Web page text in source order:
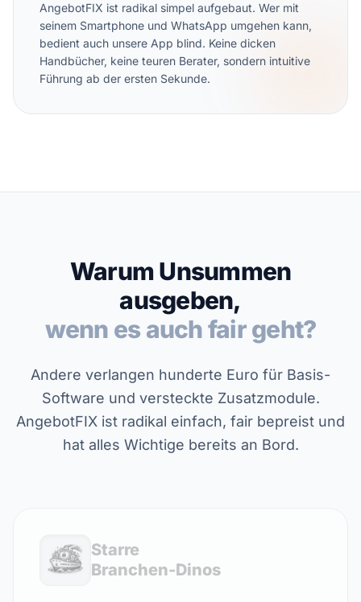
AngebotFIX ist radikal simpel aufgebaut. Wer mit
seinem Smartphone und WhatsApp umgehen kann,
bedient auch unsere App blind. Keine dicken
Handbücher, keine teuren Berater, sondern intuitive
Führung ab der ersten Sekunde.
Warum Unsummen
ausgeben,
wenn es auch fair geht?
Andere verlangen hunderte Euro für Basis-
Software und versteckte Zusatzmodule.
AngebotFIX ist radikal einfach, fair bepreist und
hat alles Wichtige bereits an Bord.
Starre
Branchen-Dinos